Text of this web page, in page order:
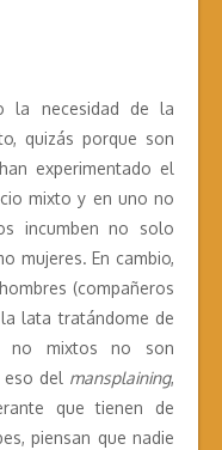
la necesidad de la
quizás porque son
experimentado el
mixto y en uno no
incumben no solo
mujeres. En cambio,
(compañeros
lata tratándome de
no mixtos no son
eso del mansplaining,
que tienen de
piensan que nadie